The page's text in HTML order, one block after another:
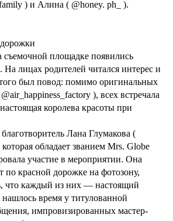
) и Алина ( @honey. ph_ ).
съемочной площадке появились
На лицах родителей читался интерес и
был повод: помимо оригинальных
), всех встречала
королева красоты при
Лана Глумакова (
обладает званием Mrs. Globe
участие в мероприятии. Она
по красной дорожке на фотозону,
что каждый из них — настоящий
время у титулованной
импровизированных мастер-